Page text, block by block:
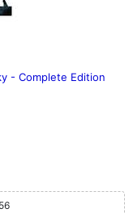
- Complete Edition